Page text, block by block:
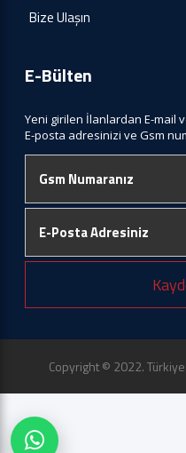
Bize Ulaşın
E-Bülten
Yeni girilen İlanlardan E-mail
E-posta adresinizi ve Gsm
Copyright © 2022. Türkiye